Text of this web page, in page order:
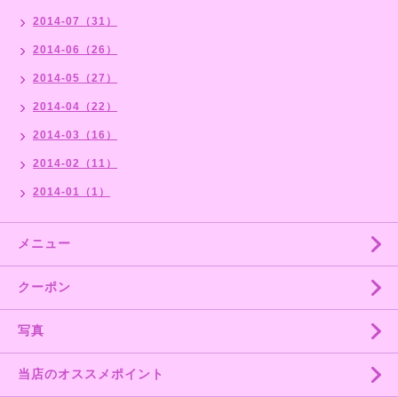
2014-07（31）
2014-06（26）
2014-05（27）
2014-04（22）
2014-03（16）
2014-02（11）
2014-01（1）
メニュー
クーポン
写真
当店のオススメポイント